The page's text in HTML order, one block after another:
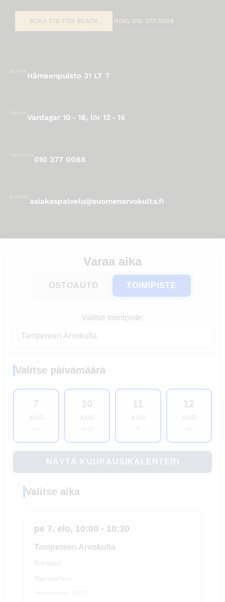
BOKA TID FÖR BESÖK RING 010 377 0088
BUTIK Hämeenpuisto 31 LT 7
ÖPPET Vardagar 10 - 18, lör 12 - 16
TELEFON 010 377 0088
E-POST asiakaspalvelu@suomenarvokulta.fi
Varaa aika
OSTOAUTO TOIMIPISTE
Valitse toimipiste:
Valitse päivämäärä
7
AUG
10
AUG
11
AUG
12
AUG
NÄYTÄ KUUKAUSIKALENTERI
Valitse aika
pe 7. elo, 10:00 - 10:30
Tampereen Arvokulta
Birkaland
Tammerfors